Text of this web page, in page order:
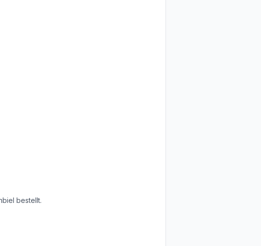
bestellt.